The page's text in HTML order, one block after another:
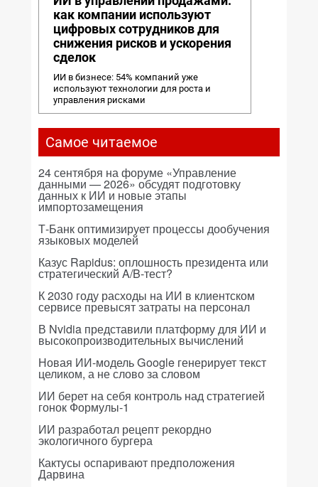
как компании используют
цифровых сотрудников для
снижения рисков и ускорения
сделок
ИИ в бизнесе: 54% компаний уже
используют технологии для роста и
управления рисками
Самое читаемое
24 сентября на форуме «Управление
данными — 2026» обсудят подготовку
данных к ИИ и новые этапы
импортозамещения
Т-Банк оптимизирует процессы дообучения
языковых моделей
Казус Rapidus: оплошность президента или
стратегический A/B-тест?
К 2030 году расходы на ИИ в клиентском
сервисе превысят затраты на персонал
В Nvidia представили платформу для ИИ и
высокопроизводительных вычислений
Новая ИИ-модель Google генерирует текст
целиком, а не слово за словом
ИИ берет на себя контроль над стратегией
гонок Формулы-1
ИИ разработал рецепт рекордно
экологичного бургера
Кактусы оспаривают предположения
Дарвина